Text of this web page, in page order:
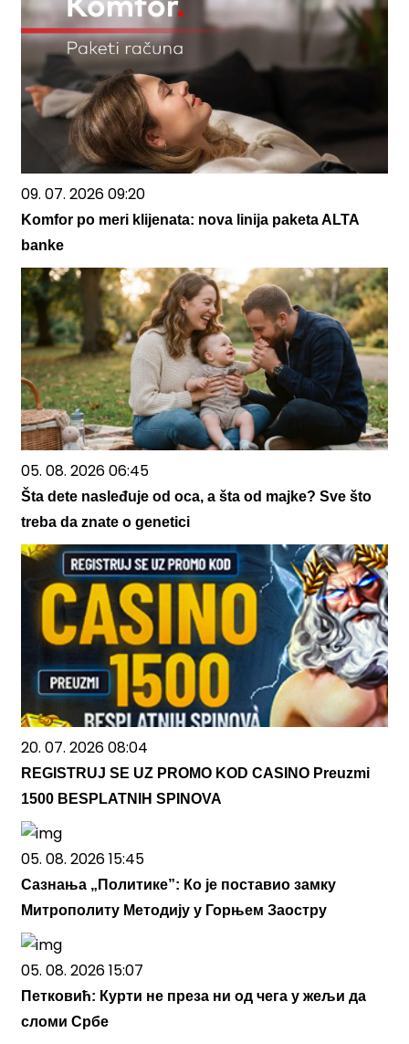
09. 07. 2026 09:20
Komfor po meri klijenata: nova linija paketa ALTA
banke
05. 08. 2026 06:45
Šta dete nasleđuje od oca, a šta od majke? Sve što
treba da znate o genetici
20. 07. 2026 08:04
REGISTRUJ SE UZ PROMO KOD CASINO Preuzmi
1500 BESPLATNIH SPINOVA
05. 08. 2026 15:45
Сазнања „Политике”: Ко је поставио замку
Митрополиту Методију у Горњем Заостру
05. 08. 2026 15:07
Петковић: Курти не преза ни од чега у жељи да
сломи Србе